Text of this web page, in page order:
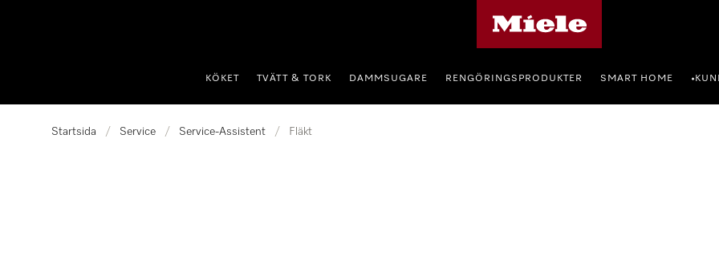
KÖKET TVÄTT & TORK DAMMSUGARE RENGÖRINGSPRODUKTER SMART HOME •
Startsida / Service / Service-Assistent / Fläkt